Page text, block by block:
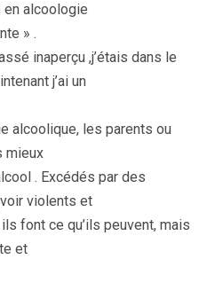
en alcoologie
» .
inaperçu ,j’étais dans le
j’ai un
alcoolique, les parents ou
mieux
. Excédés par des
violents et
font ce qu’ils peuvent, mais
et